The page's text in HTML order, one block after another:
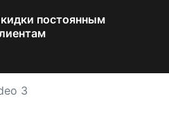
постоянным
3